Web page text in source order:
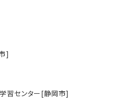
]
習センター[静岡市]